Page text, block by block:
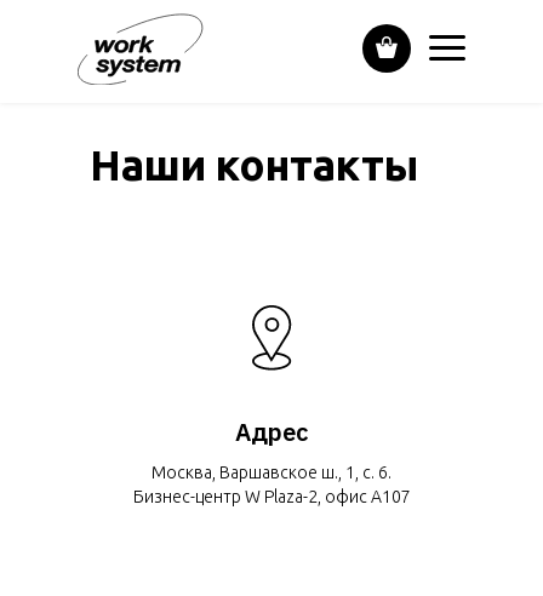
Наши контакты
Адрес
Москва, Варшавское ш., 1, с. 6.
Бизнес-центр W Plaza-2, офис А107